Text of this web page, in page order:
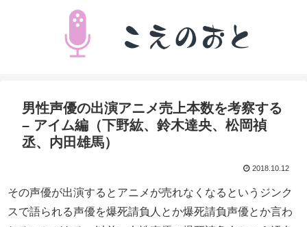
男性声優の出演アニメ売上本数を考察する
– アイム編（下野紘、鈴木達央、松岡禎
丞、内田雄馬）
2018.10.12
その声優が出演するとアニメが売れなくなるというジンク
スで語られる声優を爆死請負人とか爆死請負声優とか言わ